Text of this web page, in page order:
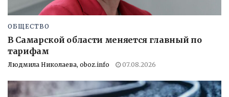
ОБЩЕСТВО
В Самарской области меняется главный по
тарифам
Людмила Николаева, oboz.info 07.08.2026